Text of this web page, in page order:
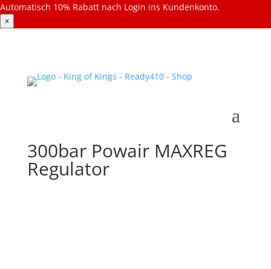
Automatisch 10% Rabatt nach Login ins Kundenkonto.
×
300bar Powair MAXREG
Regulator